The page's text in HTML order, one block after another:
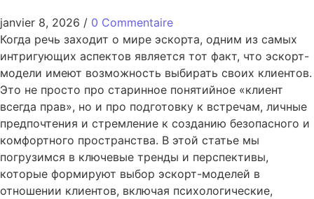
janvier 8, 2026 / 0 Commentaire
Когда речь заходит о мире эскорта, одним из самых
интригующих аспектов является тот факт, что эскорт-
модели имеют возможность выбирать своих клиентов.
Это не просто про старинное понятийное «клиент
всегда прав», но и про подготовку к встречам, личные
предпочтения и стремление к созданию безопасного и
комфортного пространства. В этой статье мы
погрузимся в ключевые тренды и перспективы,
которые формируют выбор эскорт-моделей в
отношении клиентов, включая психологические,